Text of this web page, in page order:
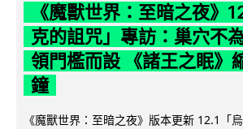
《魔獸世界：至暗之夜》
克的詛咒」專訪：巢穴不
領門檻而設 《諸王之眠》
鐘
《魔獸世界：至暗之夜》版本更新 12.1「